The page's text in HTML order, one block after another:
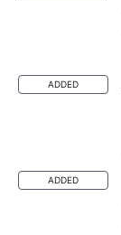
ADDED
ADDED